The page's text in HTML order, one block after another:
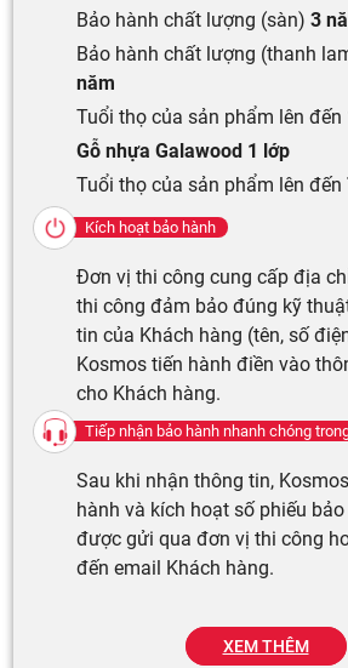
Bảo hành chất lượng (sàn) 3
Bảo hành chất lượng (thanh
năm
Tuổi thọ của sản phẩm lên đến
Gỗ nhựa Galawood 1 lớp
Tuổi thọ của sản phẩm lên đến
Kích hoạt bảo hành
Đơn vị thi công cung cấp địa
thi công đảm bảo đúng kỹ
tin của Khách hàng (tên, số
Kosmos tiến hành điền vào
cho Khách hàng.
Tiếp nhận bảo hành nhanh chóng
Sau khi nhận thông tin,
hành và kích hoạt số phiếu
được gửi qua đơn vị thi công
đến email Khách hàng.
XEM THÊM